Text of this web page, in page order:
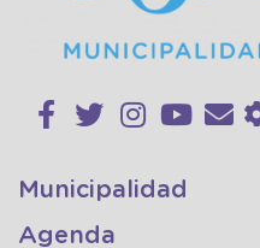
Municipalidad
Agenda